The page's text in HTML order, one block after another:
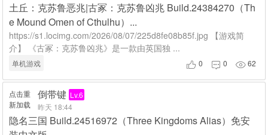
土丘：克苏鲁恶兆|古冢：克苏鲁凶兆 Build.24384270（Th
e Mound Omen of Cthulhu）...
https://s1.locimg.com/2026/08/07/225d8fe08b85f.jpg 【游戏简
介】 《古冢：克苏鲁凶兆》是一款由英国独 ...
单机游戏  0  0 62
点击重
新加载
倒带键 Lv.6
昨天 18:44
隐名三国 Build.24516972（Three Kingdoms Alias）免安